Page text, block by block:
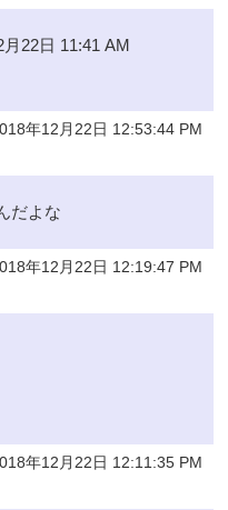
月22日 11:41 AM
年12月22日 12:53:44 PM
だよな
年12月22日 12:19:47 PM
年12月22日 12:11:35 PM